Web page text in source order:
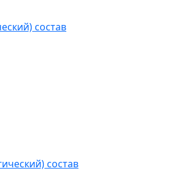
состав
состав
переподготовки на